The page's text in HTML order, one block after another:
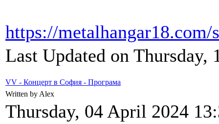
https://
Last Updated on Thursday,
VV - Концерт в София - Програма
Written by Alex
Thursday, 04 April 2024